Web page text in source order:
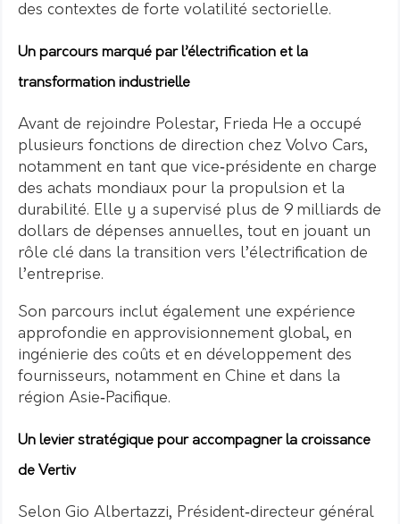
des contextes de forte volatilité sectorielle.
Un parcours marqué par l’électrification et la
transformation industrielle
Avant de rejoindre Polestar, Frieda He a occupé
plusieurs fonctions de direction chez Volvo Cars,
notamment en tant que vice‑présidente en charge
des achats mondiaux pour la propulsion et la
durabilité. Elle y a supervisé plus de 9 milliards de
dollars de dépenses annuelles, tout en jouant un
rôle clé dans la transition vers l’électrification de
l’entreprise.
Son parcours inclut également une expérience
approfondie en approvisionnement global, en
ingénierie des coûts et en développement des
fournisseurs, notamment en Chine et dans la
région Asie‑Pacifique.
Un levier stratégique pour accompagner la croissance
de Vertiv
Selon Gio Albertazzi, Président‑directeur général